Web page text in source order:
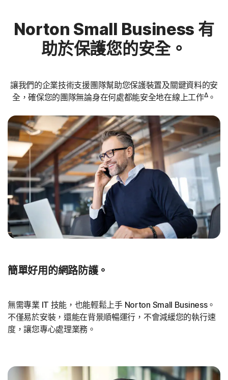
Norton Small Business 有
助於保護您的安全。
讓我們的企業技術支援團隊幫助您保護裝置及關鍵資料的安
全，確保您的團隊無論身在何處都能安全地在線上工作Δ。
簡單好用的網路防護。
無需專業 IT 技能，也能輕鬆上手 Norton Small Business。
不僅易於安裝，還能在背景順暢運行，不會減緩您的執行速
度，讓您專心處理業務。